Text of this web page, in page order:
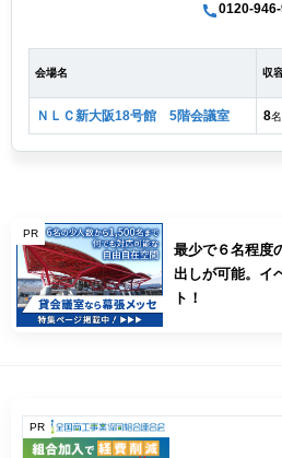
0120-
会場名 収
ＮＬＣ新大阪18号館 5階会議室 8
PR
最少で６名程度
出しが可能。イ
ト！
PR